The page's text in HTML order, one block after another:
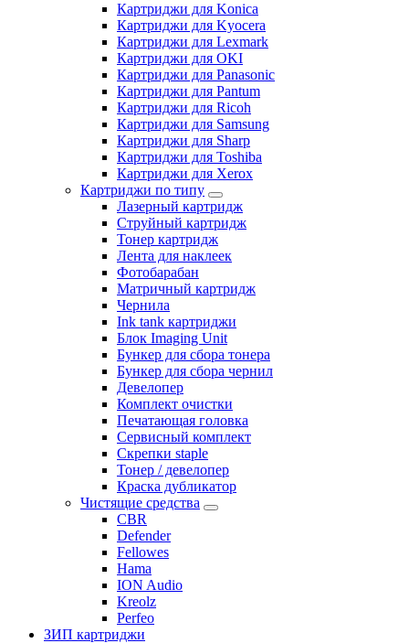
Картриджи для Konica
Картриджи для Kyocera
Картриджи для Lexmark
Картриджи для OKI
Картриджи для Panasonic
Картриджи для Pantum
Картриджи для Ricoh
Картриджи для Samsung
Картриджи для Sharp
Картриджи для Toshiba
Картриджи для Xerox
Картриджи по типу
Лазерный картридж
Струйный картридж
Тонер картридж
Лента для наклеек
Фотобарабан
Матричный картридж
Чернила
Ink tank картриджи
Блок Imaging Unit
Бункер для сбора тонера
Бункер для сбора чернил
Девелопер
Комплект очистки
Печатающая головка
Сервисный комплект
Скрепки staple
Тонер / девелопер
Краска дубликатор
Чистящие средства
CBR
Defender
Fellowes
Hama
ION Audio
Kreolz
Perfeo
ЗИП картриджи